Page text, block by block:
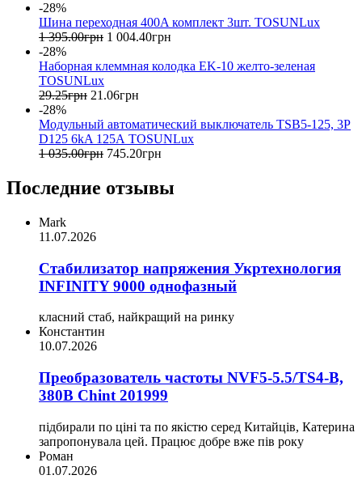
-28%
Шина переходная 400A комплект 3шт. TOSUNLux
1 395.00грн 1 004.40грн
-28%
Наборная клеммная колодка EK-10 желто-зеленая
TOSUNLux
29.25грн 21 .06грн
-28%
Модульный автоматический выключатель TSB5-125, 3P
D125 6kA 125А TOSUNLux
1 035.00грн 745.20грн
Последние отзывы
Mark
11.07.2026
Стабилизатор напряжения Укртехнология
INFINITY 9000 однофазный
класний стаб, найкращий на ринку
Константин
10.07.2026
Преобразователь частоты NVF5-5.5/TS4-B,
380В Chint 201999
підбирали по ціні та по якістю серед Китайців, Катерина
запропонувала цей. Працює добре вже пів року
Роман
01.07.2026